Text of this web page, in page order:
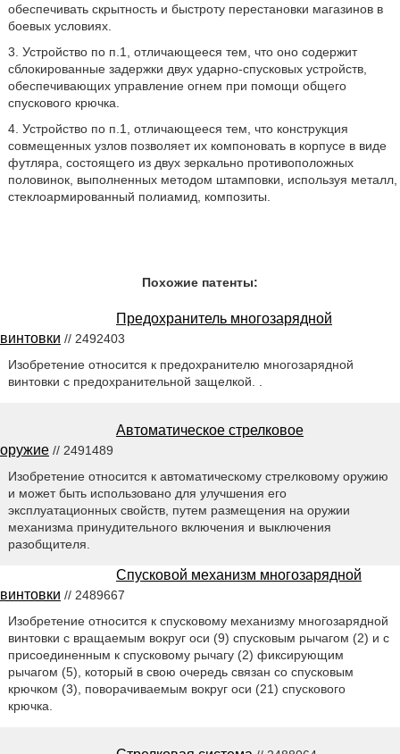
обеспечивать скрытность и быстроту перестановки магазинов в
боевых условиях.
3. Устройство по п.1, отличающееся тем, что оно содержит
сблокированные задержки двух ударно-спусковых устройств,
обеспечивающих управление огнем при помощи общего
спускового крючка.
4. Устройство по п.1, отличающееся тем, что конструкция
совмещенных узлов позволяет их компоновать в корпусе в виде
футляра, состоящего из двух зеркально противоположных
половинок, выполненных методом штамповки, используя металл,
стеклоармированный полиамид, композиты.
Похожие патенты:
Предохранитель многозарядной
винтовки // 2492403
Изобретение относится к предохранителю многозарядной
винтовки с предохранительной защелкой. .
Автоматическое стрелковое
оружие // 2491489
Изобретение относится к автоматическому стрелковому оружию
и может быть использовано для улучшения его
эксплуатационных свойств, путем размещения на оружии
механизма принудительного включения и выключения
разобщителя.
Спусковой механизм многозарядной
винтовки // 2489667
Изобретение относится к спусковому механизму многозарядной
винтовки с вращаемым вокруг оси (9) спусковым рычагом (2) и с
присоединенным к спусковому рычагу (2) фиксирующим
рычагом (5), который в свою очередь связан со спусковым
крючком (3), поворачиваемым вокруг оси (21) спускового
крючка.